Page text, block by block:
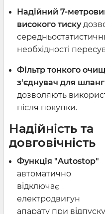
Надійний 7-
високого тиску
необхідності
Фільтр тонкого
з'єднувач для
дозволяють
після покупки.
Надійність та
довговічність
Функція "Autostop"
автоматично
відключає
електродвигун
апарату при відпуску